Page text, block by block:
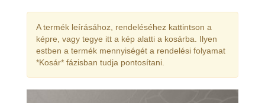
A termék leírásához, rendeléséhez kattintson a
képre, vagy tegye itt a kép alatti a kosárba. Ilyen
estben a termék mennyiségét a rendelési folyamat
*Kosár* fázisban tudja pontosítani.